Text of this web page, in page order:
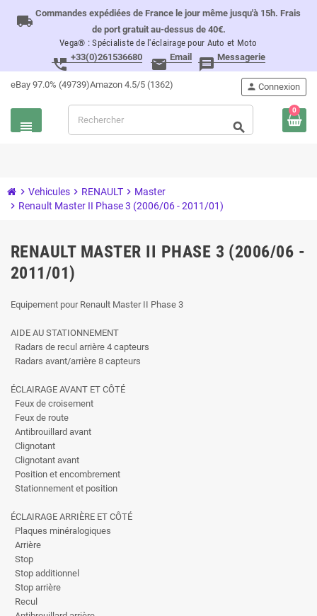
local_shipping Commandes expédiées de France le jour même jusqu'à 15h. Frais
de port gratuit au-dessus de 40€.
Vega® : Spécialiste de l'éclairage pour Auto et Moto
perm_phone_msg +33(0)261536680 email Email message Messagerie
eBay 97.0% (49739)Amazon 4.5/5 (1362)
view_headline
person Connexion
search
0
chevron_right Vehicules chevron_right RENAULT chevron_right Master
chevron_right Renault Master II Phase 3 (2006/06 - 2011/01)
RENAULT MASTER II PHASE 3 (2006/06 -
2011/01)
Equipement pour Renault Master II Phase 3
AIDE AU STATIONNEMENT
Radars de recul arrière 4 capteurs
Radars avant/arrière 8 capteurs
ÉCLAIRAGE AVANT ET CÔTÉ
Feux de croisement
Feux de route
Antibrouillard avant
Clignotant
Clignotant avant
Position et encombrement
Stationnement et position
ÉCLAIRAGE ARRIÈRE ET CÔTÉ
Plaques minéralogiques
Arrière
Stop
Stop additionnel
Stop arrière
Recul